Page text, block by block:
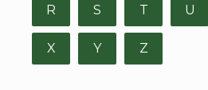
R S T U
X Y Z